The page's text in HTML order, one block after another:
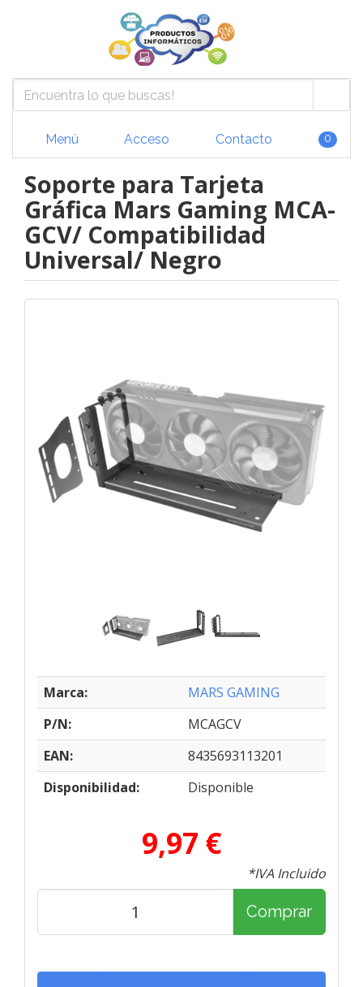
Menú Acceso Contacto 0
Soporte para Tarjeta
Gráfica Mars Gaming MCA-
GCV/ Compatibilidad
Universal/ Negro
Marca:
MARS GAMING
P/N:
MCAGCV
EAN:
8435693113201
Disponibilidad:
Disponible
9,97 €
*IVA Incluido
Comprar